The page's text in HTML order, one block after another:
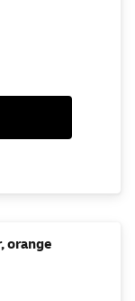
orange